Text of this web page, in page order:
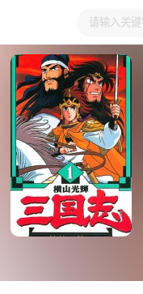
大家在看 日本动漫